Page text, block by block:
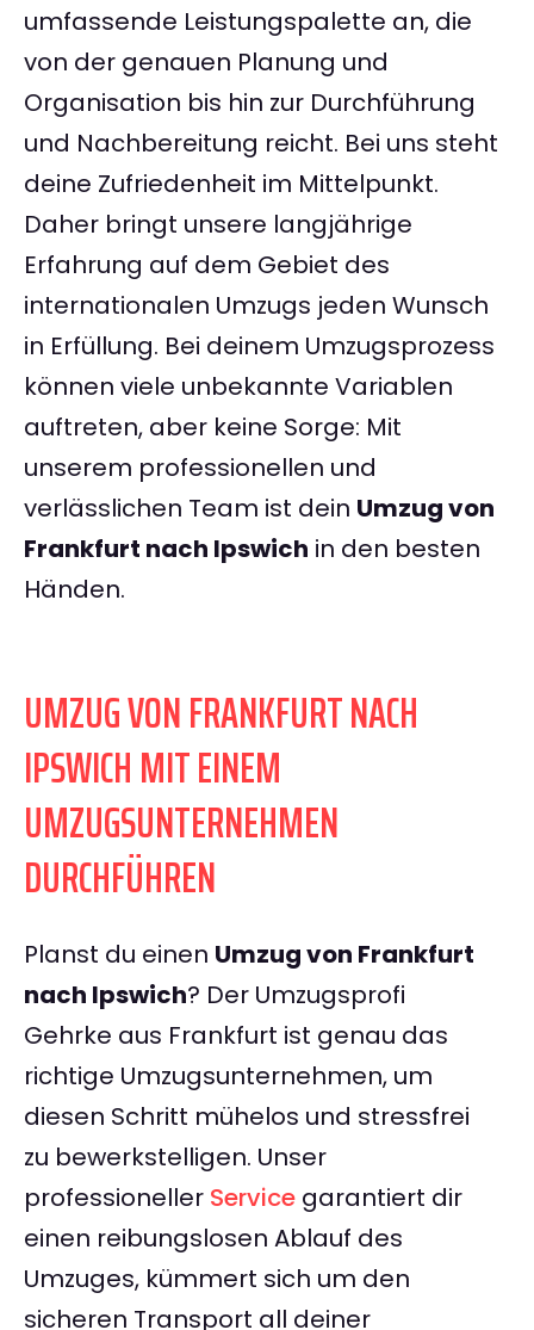
umfassende Leistungspalette an, die
von der genauen Planung und
Organisation bis hin zur Durchführung
und Nachbereitung reicht. Bei uns steht
deine Zufriedenheit im Mittelpunkt.
Daher bringt unsere langjährige
Erfahrung auf dem Gebiet des
internationalen Umzugs jeden Wunsch
in Erfüllung. Bei deinem Umzugsprozess
können viele unbekannte Variablen
auftreten, aber keine Sorge: Mit
unserem professionellen und
verlässlichen Team ist dein Umzug von
Frankfurt nach Ipswich in den besten
Händen.
UMZUG VON FRANKFURT NACH
IPSWICH MIT EINEM
UMZUGSUNTERNEHMEN
DURCHFÜHREN
Planst du einen Umzug von Frankfurt
nach Ipswich? Der Umzugsprofi
Gehrke aus Frankfurt ist genau das
richtige Umzugsunternehmen, um
diesen Schritt mühelos und stressfrei
zu bewerkstelligen. Unser
professioneller Service garantiert dir
einen reibungslosen Ablauf des
Umzuges, kümmert sich um den
sicheren Transport all deiner